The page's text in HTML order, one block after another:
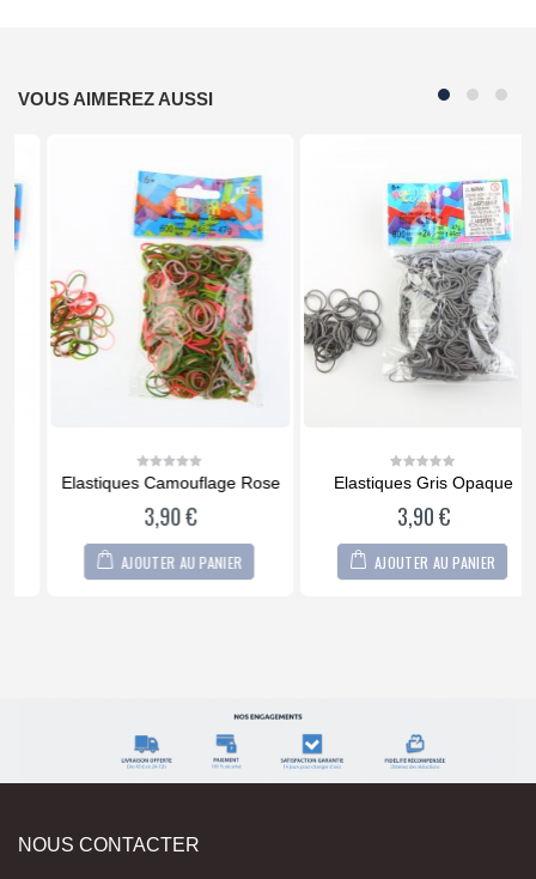
VOUS AIMEREZ AUSSI
0
out
Elastiques Camouflage Rose
3,90€
AJOUTER AU PANIER
0
out
Elastiques Gris Opaque
3,90€
AJOUTER AU PANIER
NOUS CONTACTER